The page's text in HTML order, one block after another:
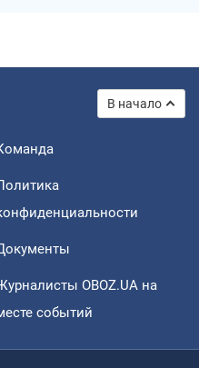
В начало
OBOZ.UA на
событий